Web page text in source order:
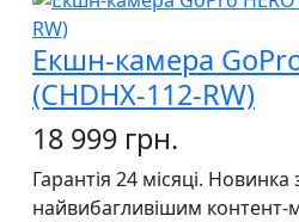
Екшн-камера
(CHDHX-112-RW)
18 999 грн.
Гарантія 24 місяці.
найвибагливішим контент-